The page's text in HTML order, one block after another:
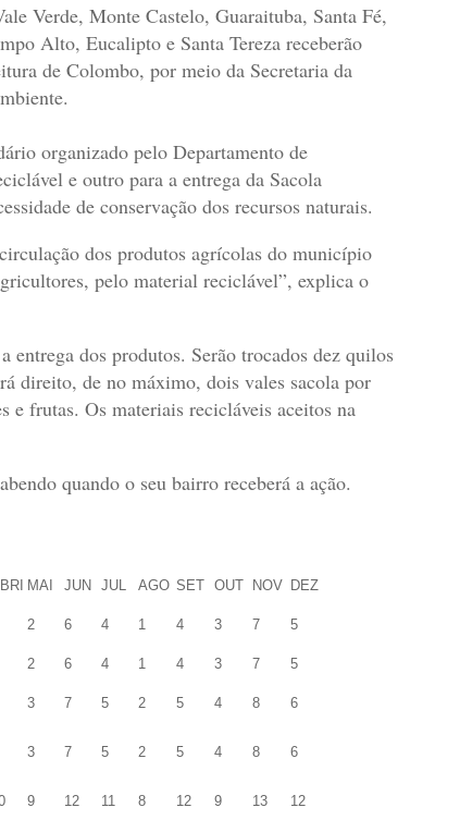
Verde, Monte Castelo, Guaraituba, Santa Fé,
Alto, Eucalipto e Santa Tereza receberão
de Colombo, por meio da Secretaria da
organizado pelo Departamento de
e outro para a entrega da Sacola
de conservação dos recursos naturais.
dos produtos agrícolas do município
pelo material reciclável”, explica o
entrega dos produtos. Serão trocados dez quilos
direito, de no máximo, dois vales sacola por
e frutas. Os materiais recicláveis aceitos na
quando o seu bairro receberá a ação.
MAI JUN JUL AGO SET OUT NOV DEZ
2 6 4 1 4 3 7 5
2 6 4 1 4 3 7
5
3 7 5 2 5 4 8
6
3 7 5 2 5 4 8 6
9 12 11 8 12 9 13
12